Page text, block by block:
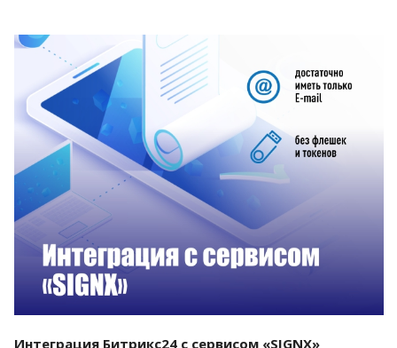
Смотреть проект
Интеграция Битрикс24 с сервисом «SIGNX»